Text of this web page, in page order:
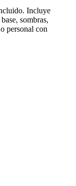
Incluye
sombras,
personal con